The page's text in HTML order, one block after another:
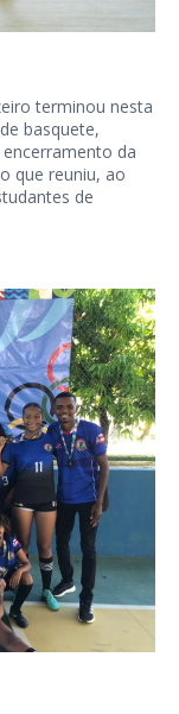
terminou nesta
basquete,
da
que reuniu, ao
de